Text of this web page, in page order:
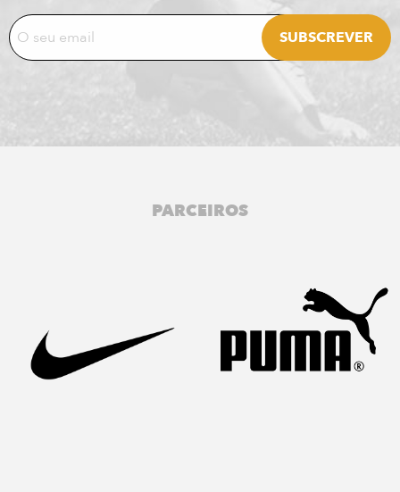
PARCEIROS